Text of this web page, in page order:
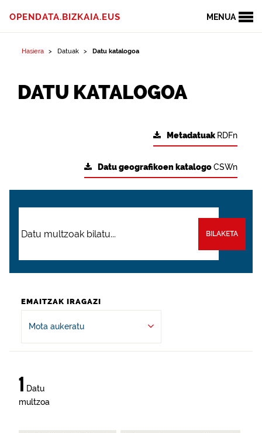
MENUA
OPENDATA.BIZKAIA.EUS
Hasiera Datuak Datu katalogoa
DATU KATALOGOA
Metadatuak RDFn
Datu geografikoen katalogoCSWn
BILAKETA
EMAITZAK IRAGAZI
Mota aukeratu
1 Datu
multzoa